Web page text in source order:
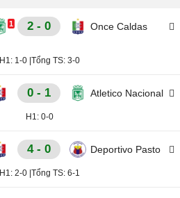
1 2 - 0 Once Caldas
H1:1-0 Tổng TS:3-0
0 - 1 Atletico Nacional
H1:0-0
4 - 0 Deportivo Pasto
H1:2-0 Tổng TS:6-1